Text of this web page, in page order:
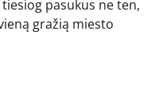
pasukus ne ten,
gražią miesto